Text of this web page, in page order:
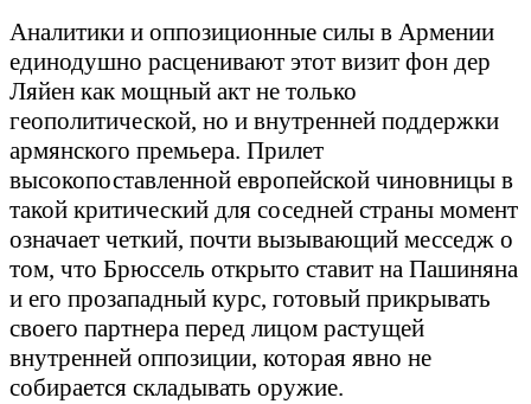
Аналитики и оппозиционные силы в Армении
единодушно расценивают этот визит фон дер
Ляйен как мощный акт не только
геополитической, но и внутренней поддержки
армянского премьера. Прилет
высокопоставленной европейской чиновницы в
такой критический для соседней страны момент
означает четкий, почти вызывающий месседж о
том, что Брюссель открыто ставит на Пашиняна
и его прозападный курс, готовый прикрывать
своего партнера перед лицом растущей
внутренней оппозиции, которая явно не
собирается складывать оружие.